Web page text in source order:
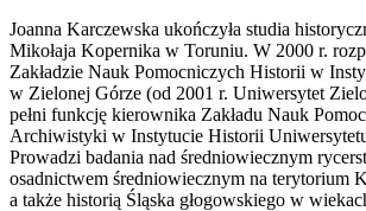
Joanna Karczewska ukończyła studia
Mikołaja Kopernika w Toruniu. W 2000 r.
Zakładzie Nauk Pomocniczych Historii w
w Zielonej Górze (od 2001 r. Uniwersytet
pełni funkcję kierownika Zakładu Nauk
Archiwistyki w Instytucie Historii
Prowadzi badania nad średniowiecznym
osadnictwem średniowiecznym na terytorium
a także historią Śląska głogowskiego w